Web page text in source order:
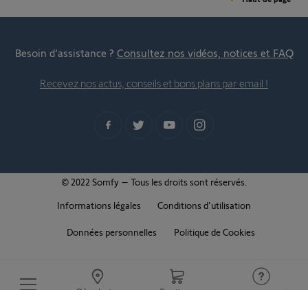
Besoin d’assistance ? Consultez nos vidéos, notices et FAQ
Recevez nos actus, conseils et bons plans par email !
© 2022 Somfy – Tous les droits sont réservés.
Informations légales
Conditions d'utilisation
Données personnelles Politique de Cookies